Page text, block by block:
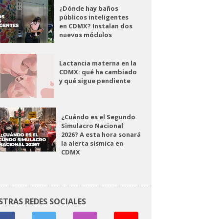
¿Dónde hay baños
públicos inteligentes
en CDMX? Instalan dos
nuevos módulos
Lactancia materna en la
CDMX: qué ha cambiado
y qué sigue pendiente
¿Cuándo es el Segundo
Simulacro Nacional
2026? A esta hora sonará
la alerta sísmica en
CDMX
REDES SOCIALES